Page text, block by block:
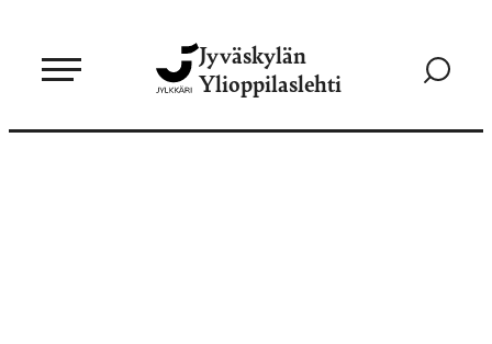
sisältöön
Jyväskylän
Ylioppilaslehti
Siirry